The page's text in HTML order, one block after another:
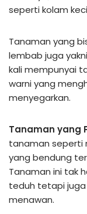
seperti kolam
Tanaman yang
lembab juga
kali mempunyai
warni yang
menyegarkan.
Tanaman yang
tanaman seperti
yang bendung
Tanaman ini tak
teduh tetapi
menawan.